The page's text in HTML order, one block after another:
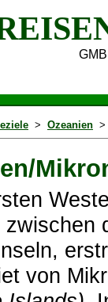
von
> Ozeanien >